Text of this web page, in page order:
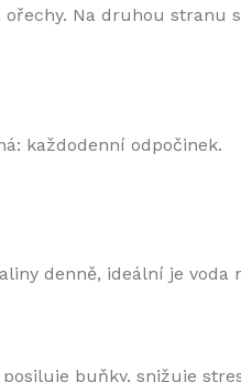
Na druhou stranu
každodenní odpočinek.
denně, ideální je voda
buňky, snižuje